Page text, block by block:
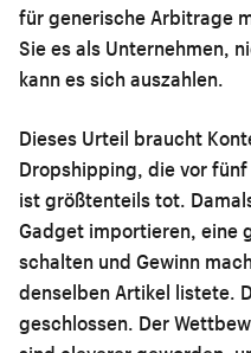
für generische Arbitrage
Sie es als Unternehmen,
kann es sich auszahlen.
Dieses Urteil braucht
Dropshipping, die vor
ist größtenteils tot.
Gadget importieren, eine
schalten und Gewinn
denselben Artikel listete.
geschlossen. Der